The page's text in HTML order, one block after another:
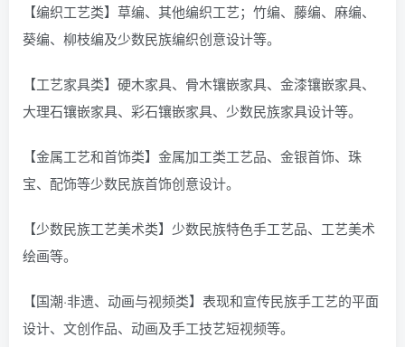
【编织工艺类】草编、其他编织工艺；竹编、藤编、麻编、
葵编、柳枝编及少数民族编织创意设计等。
【工艺家具类】硬木家具、骨木镶嵌家具、金漆镶嵌家具、
大理石镶嵌家具、彩石镶嵌家具、少数民族家具设计等。
【金属工艺和首饰类】金属加工类工艺品、金银首饰、珠
宝、配饰等少数民族首饰创意设计。
【少数民族工艺美术类】少数民族特色手工艺品、工艺美术
绘画等。
【国潮·非遗、动画与视频类】表现和宣传民族手工艺的平面
设计、文创作品、动画及手工技艺短视频等。